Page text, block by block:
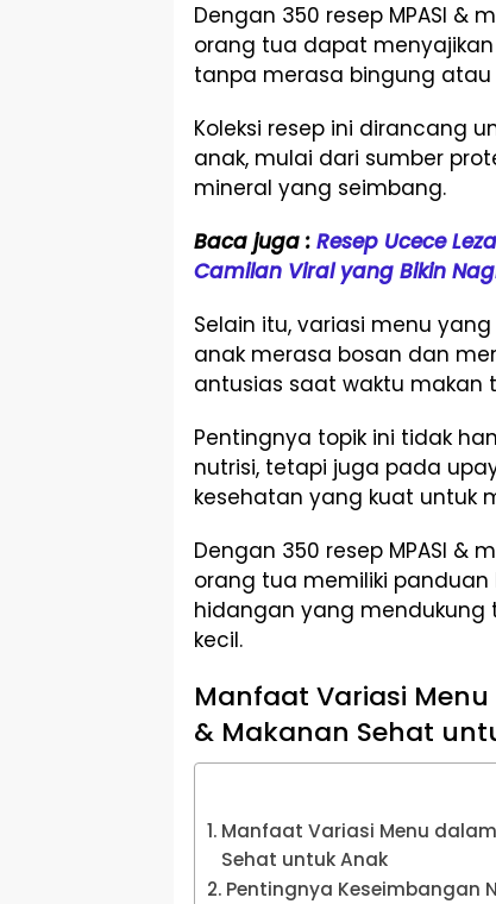
Dengan 350 resep MPASI &
orang tua dapat
tanpa merasa bingung atau
Koleksi resep ini dirancang
anak, mulai dari sumber
mineral yang seimbang.
Baca juga : Resep Ucece
Camilan Viral yang Bikin
Selain itu, variasi menu
anak merasa bosan dan
antusias saat waktu makan
Pentingnya topik ini tidak
nutrisi, tetapi juga pada
kesehatan yang kuat untuk
Dengan 350 resep MPASI &
orang tua memiliki
hidangan yang mendukung
kecil.
Manfaat Variasi Menu
& Makanan Sehat
Manfaat Variasi Menu dalam
Sehat untuk Anak
Pentingnya Keseimbangan